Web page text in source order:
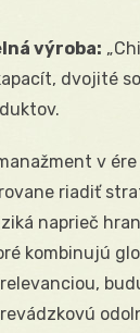
výroba:
dvojité
v
riadiť
naprieč
kombinujú